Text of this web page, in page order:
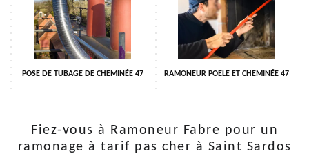
POSE DE TUBAGE DE CHEMINÉE 47 RAMONEUR POELE ET CHEMINÉE 47
Fiez-vous à Ramoneur Fabre pour un
ramonage à tarif pas cher à Saint Sardos